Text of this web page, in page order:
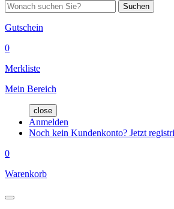
Suchen
Gutschein
0
Merkliste
Mein Bereich
close
Anmelden
Noch kein Kundenkonto? Jetzt
0
Warenkorb